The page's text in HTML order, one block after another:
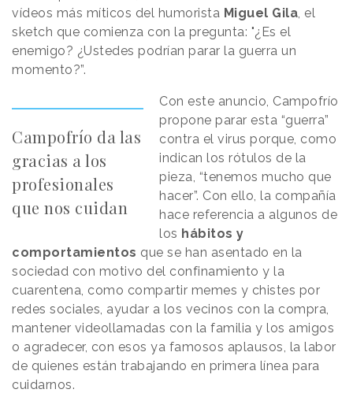
vídeos más míticos del humorista Miguel Gila, el
sketch que comienza con la pregunta: "¿Es el
enemigo? ¿Ustedes podrían parar la guerra un
momento?”.
Campofrío da las
gracias a los
profesionales
que nos cuidan
Con este anuncio, Campofrío
propone parar esta “guerra”
contra el virus porque, como
indican los rótulos de la
pieza, “tenemos mucho que
hacer”. Con ello, la compañía
hace referencia a algunos de
los hábitos y
comportamientos que se han asentado en la
sociedad con motivo del confinamiento y la
cuarentena, como compartir memes y chistes por
redes sociales, ayudar a los vecinos con la compra,
mantener videollamadas con la familia y los amigos
o agradecer, con esos ya famosos aplausos, la labor
de quienes están trabajando en primera línea para
cuidarnos.